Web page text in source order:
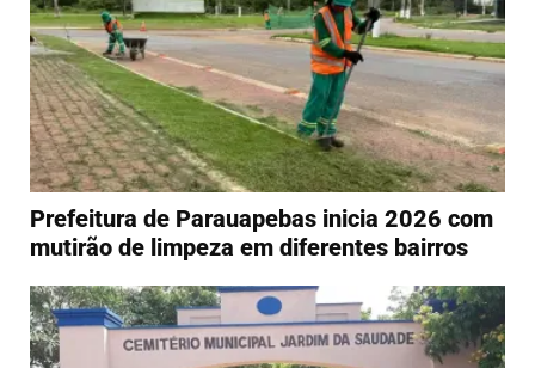
Prefeitura de Parauapebas inicia 2026 com
mutirão de limpeza em diferentes bairros